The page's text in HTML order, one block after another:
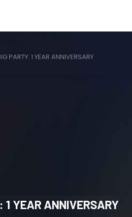
PARTY: 1 YEAR ANNIVERSARY
1 YEAR ANNIVERSARY